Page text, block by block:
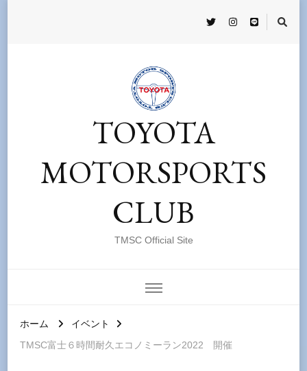
TOYOTA
MOTORSPORTS
CLUB
TMSC Official Site
ホーム
イベント
TMSC富士６時間耐久エコノミーラン2022 開催